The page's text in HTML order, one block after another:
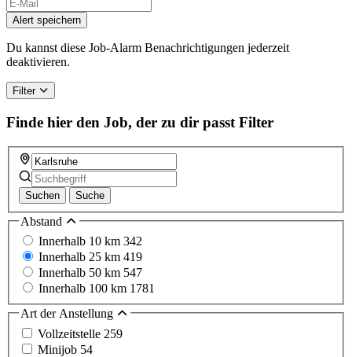
Alert speichern
Du kannst diese Job-Alarm Benachrichtigungen jederzeit
deaktivieren.
Filter
Finde hier den Job, der zu dir passt Filter
Suchen Suche
Abstand
Innerhalb 10 km 342
Innerhalb 25 km 419
Innerhalb 50 km 547
Innerhalb 100 km 1781
Art der Anstellung
Vollzeitstelle 259
Minijob 54